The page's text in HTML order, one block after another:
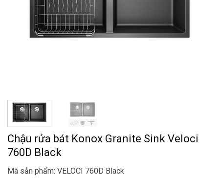
Chậu rửa bát Konox Granite Sink Veloci
760D Black
Mã sản phẩm: VELOCI 760D Black